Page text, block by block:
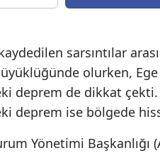
sarsıntılar
olurken, Ege
deprem de dikkat
deprem ise bölgede
Yönetimi